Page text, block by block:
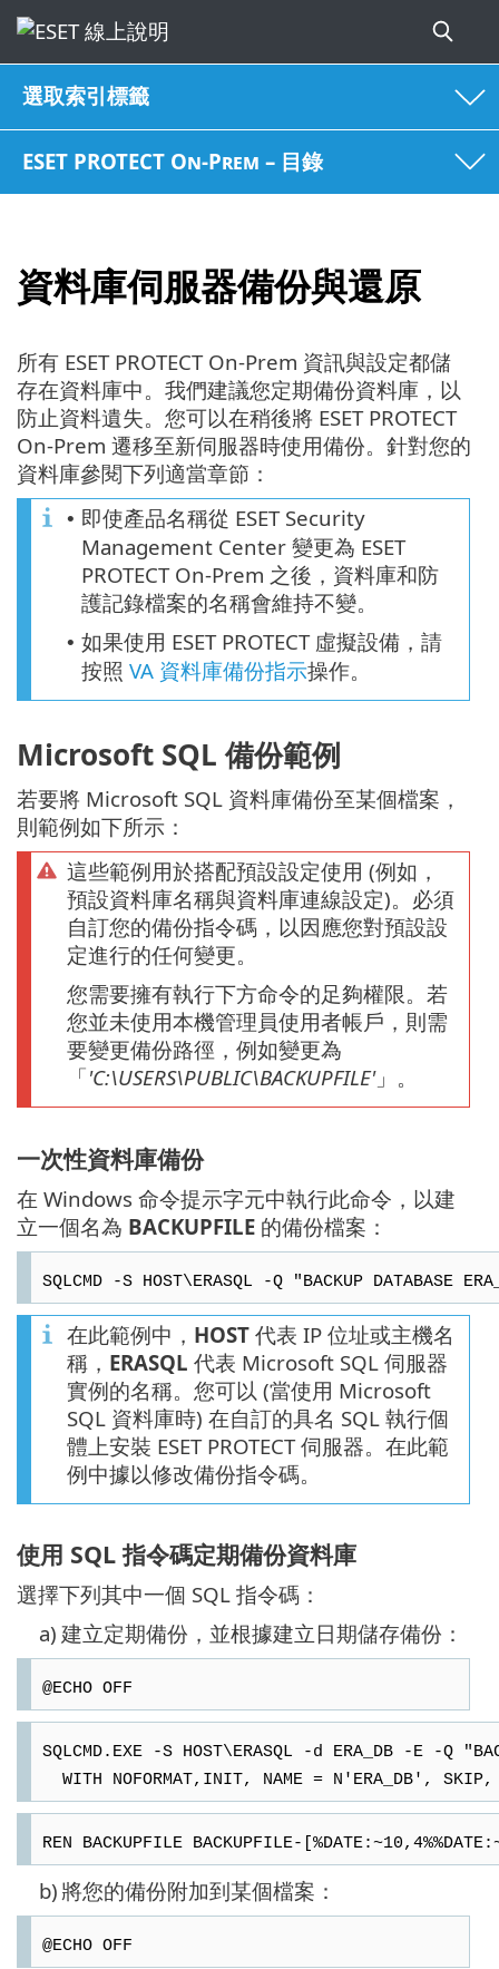
選取索引標籤
ESET PROTECT On-Prem – 目錄
資料庫伺服器備份與還原
所有 ESET PROTECT On-Prem 資訊與設定都儲
存在資料庫中。我們建議您定期備份資料庫，以
防止資料遺失。您可以在稍後將 ESET PROTECT
On-Prem 遷移至新伺服器時使用備份。針對您的
資料庫參閱下列適當章節：
• 即使產品名稱從 ESET Security
Management Center 變更為 ESET
PROTECT On-Prem 之後，資料庫和防
護記錄檔案的名稱會維持不變。
• 如果使用 ESET PROTECT 虛擬設備，請
按照 VA 資料庫備份指示操作。
Microsoft SQL 備份範例
若要將 Microsoft SQL 資料庫備份至某個檔案，
則範例如下所示：
這些範例用於搭配預設設定使用 (例如，
預設資料庫名稱與資料庫連線設定)。必須
自訂您的備份指令碼，以因應您對預設設
定進行的任何變更。
您需要擁有執行下方命令的足夠權限。若
您並未使用本機管理員使用者帳戶，則需
要變更備份路徑，例如變更為
「'C:\USERS\PUBLIC\BACKUPFILE'」。
一次性資料庫備份
在 Windows 命令提示字元中執行此命令，以建
立一個名為 BACKUPFILE 的備份檔案：
SQLCMD -S HOST\ERASQL -Q "BACKUP DATABASE
在此範例中， HOST 代表 IP 位址或主機名
稱， ERASQL 代表 Microsoft SQL 伺服器
實例的名稱。您可以 (當使用 Microsoft
SQL 資料庫時) 在自訂的具名 SQL 執行個
體上安裝 ESET PROTECT 伺服器。在此範
例中據以修改備份指令碼。
使用 SQL 指令碼定期備份資料庫
選擇下列其中一個 SQL 指令碼：
a) 建立定期備份，並根據建立日期儲存備份：
@ECHO OFF
SQLCMD.EXE -S HOST\ERASQL -d ERA_DB -E -Q
WITH NOFORMAT,INIT, NAME = N'ERA_DB', SKIP,
REN BACKUPFILE BACKUPFILE-
b) 將您的備份附加到某個檔案：
@ECHO OFF